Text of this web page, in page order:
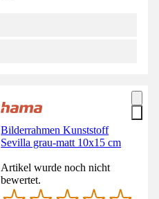
Bilderrahmen Kunststoff
Sevilla grau-matt 10x15 cm
Artikel wurde noch nicht
bewertet.